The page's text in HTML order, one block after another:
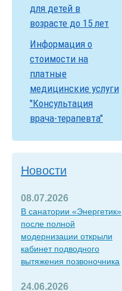
для детей в
возрасте до 15 лет
Информация о
стоимости на
платные
медицинские услуги
"Консультация
врача-терапевта"
Новости
08.07.2026
В санатории «Энергетик»
после полной
модернизации открыли
кабинет подводного
вытяжения позвоночника
24.06.2026